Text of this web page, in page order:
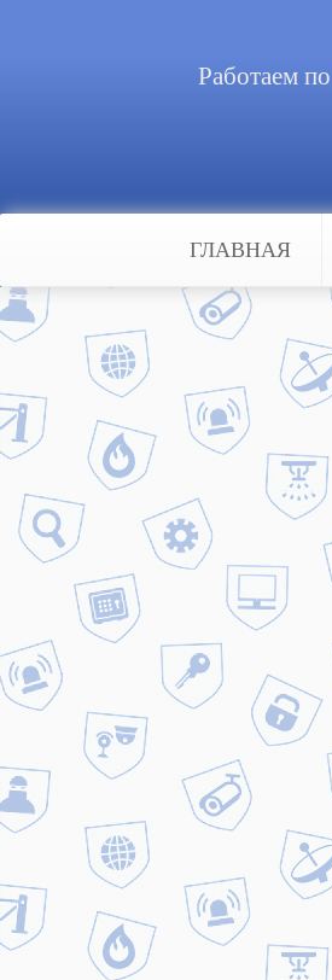
Работаем
ГЛАВНАЯ
Главная Новости
Система
минимальных
произведут
Оставить